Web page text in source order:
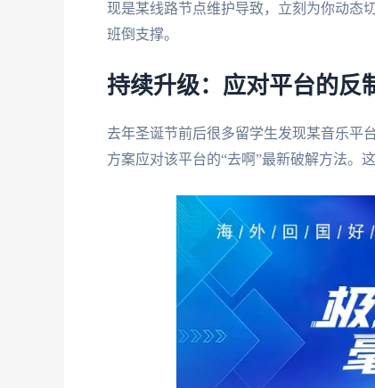
现是某线路节点维护导致，立刻为你动态
班倒支撑。
持续升级：应对平台的反
去年圣诞节前后很多留学生发现某音乐平
方案应对该平台的“去啊”最新破解方法。